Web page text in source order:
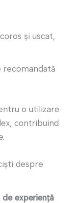
și uscat,
recomandată
o utilizare
contribuind
despre
de experiență